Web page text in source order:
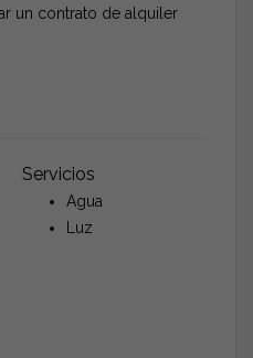
un contrato de alquiler
Servicios
Agua
Luz